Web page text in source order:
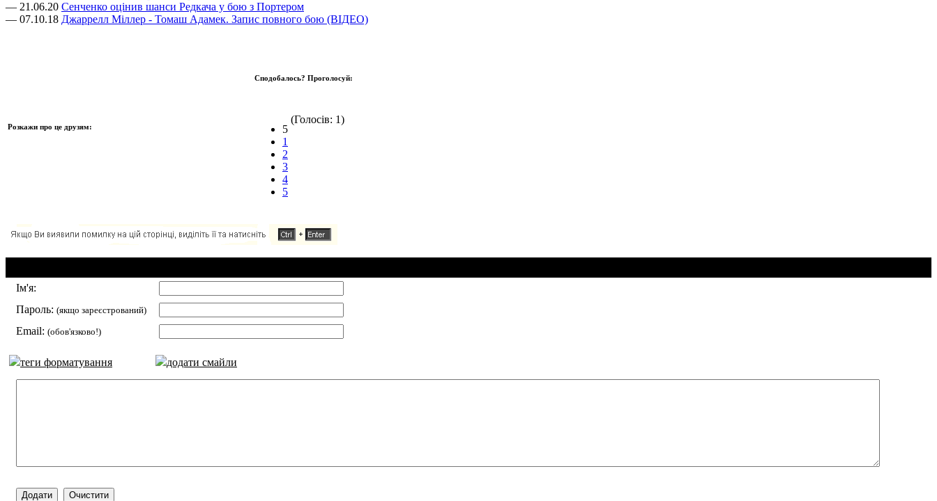
— 21.06.20 Сенченко оцінив шанси Редкача у бою з Портером
— 07.10.18 Джаррелл Міллер - Томаш Адамек. Запис повного бою (ВІДЕО)
Розкажи про це друзям:
Сподобалось? Проголосуй:
5
1
2
3
4
5
(Голосів: 1)
Ім'я:
Пароль: (якщо зареєстрований)
Email: (обов'язково!)
теги форматування додати смайли